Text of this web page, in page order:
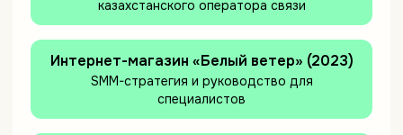
казахстанского оператора связи
Интернет-магазин «Белый ветер» (2023)
SMM-стратегия и руководство для
специалистов